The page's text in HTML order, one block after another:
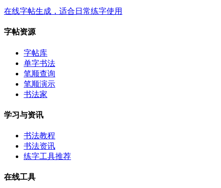
在线字帖生成，适合日常练字使用
字帖资源
字帖库
单字书法
笔顺查询
笔顺演示
书法家
学习与资讯
书法教程
书法资讯
练字工具推荐
在线工具